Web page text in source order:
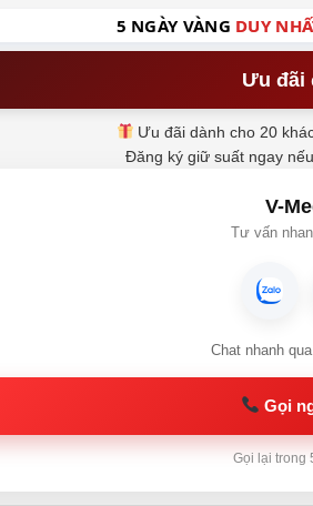
5 NGÀY VÀNG DUY
Ưu đãi
Ưu đãi dành cho 20
Đăng ký giữ suất ngay
V-
Tư vấn
Chat nhanh
Gọi
Gọi lại trong